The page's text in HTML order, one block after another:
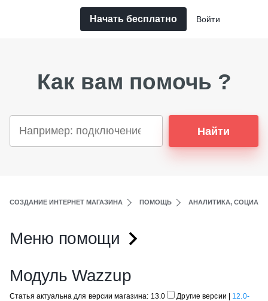
Начать бесплатно Войти
Как вам помочь ?
Найти
СОЗДАНИЕ ИНТЕРНЕТ МАГАЗИНА ПОМОЩЬ АНАЛИТИКА,
Меню помощи
Модуль Wazzup
Статья актуальна для версии магазина: 13.0 Другие версии
12.0-